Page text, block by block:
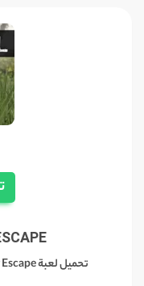
تحميل لعبة Metel Horror Escape مهكرة 2026 للاندرويد